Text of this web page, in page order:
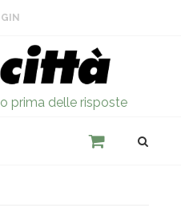
prima delle risposte